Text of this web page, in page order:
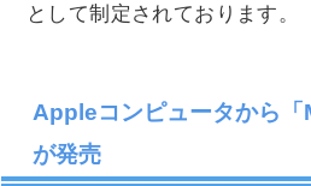
として制定されております。
Appleコンピュータから「
が発売